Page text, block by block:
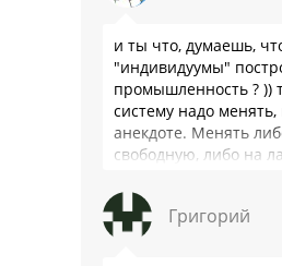
и ты что, думаешь,
"индивидуумы"
промышленность ? ))
систему надо менять,
анекдоте. Менять
свободную, либо на
Григорий